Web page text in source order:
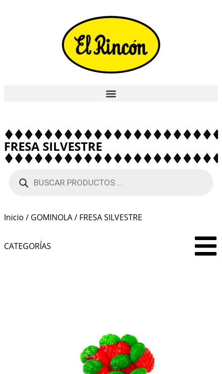
FRESA SILVESTRE
Inicio / GOMINOLA/ FRESA SILVESTRE
CATEGORÍAS